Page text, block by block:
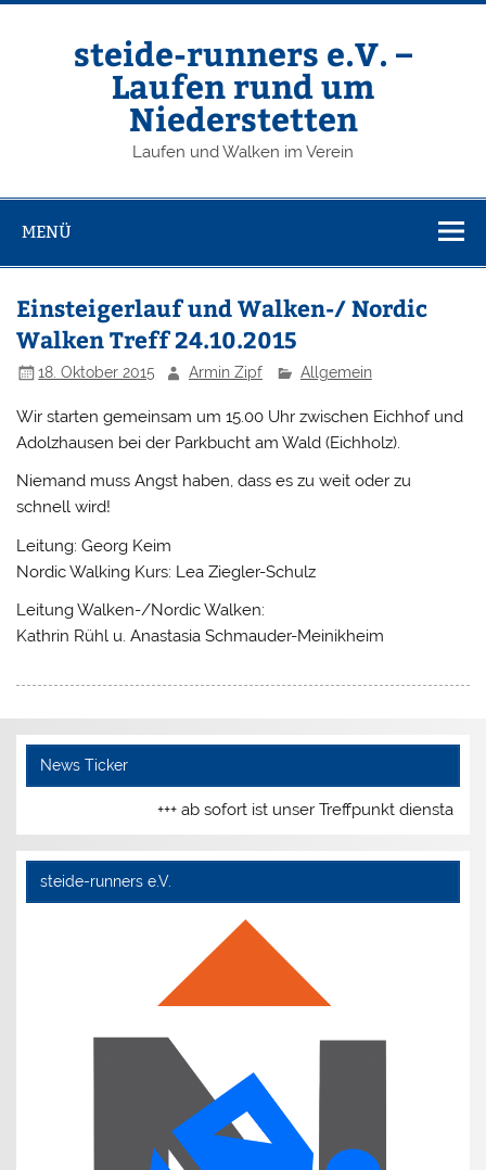
Zum
steide-runners e.V. –
Laufen rund um
Niederstetten
Laufen und Walken im Verein
MENÜ
Einsteigerlauf und Walken-/ Nordic
Walken Treff 24.10.2015
18. Oktober 2015 Armin Zipf Allgemein
Wir starten gemeinsam um 15.00 Uhr zwischen Eichhof und
Adolzhausen bei der Parkbucht am Wald (Eichholz).
Niemand muss Angst haben, dass es zu weit oder zu
schnell wird!
Leitung: Georg Keim
Nordic Walking Kurs: Lea Ziegler-Schulz
Leitung Walken-/Nordic Walken:
Kathrin Rühl u. Anastasia Schmauder-Meinikheim
News Ticker
+++ ab sofort ist unser Treffpunkt dienstags
steide-runners e.V.